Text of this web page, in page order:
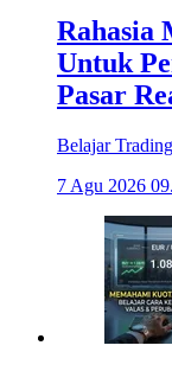
Rahasia
Untuk
Pasar
Belajar Trading
7 Agu 2026